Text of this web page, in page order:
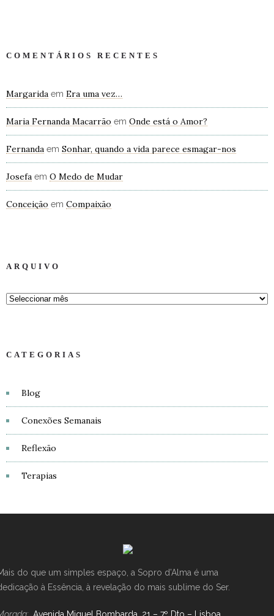
COMENTÁRIOS RECENTES
Margarida em Era uma vez…
Maria Fernanda Macarrão em Onde está o Amor?
Fernanda em Sonhar, quando a vida parece esmagar-nos
Josefa em O Medo de Mudar
Conceição em Compaixão
ARQUIVO
CATEGORIAS
Blog
Conexões Semanais
Reflexão
Terapias
do que um simples espaço, a Sopro d’Alma é uma
à Essência, à revelação do mais sublime do Ser.